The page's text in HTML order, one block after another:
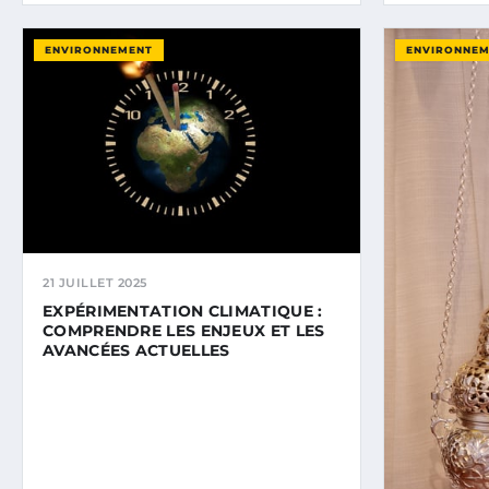
ENVIRONNEMENT
21 JUILLET 2025
EXPÉRIMENTATION CLIMATIQUE :
COMPRENDRE LES ENJEUX ET LES
AVANCÉES ACTUELLES